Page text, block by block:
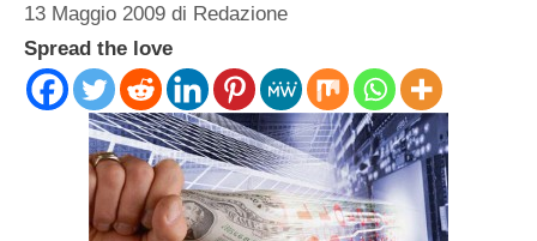
13 Maggio 2009 di Redazione
Spread the love